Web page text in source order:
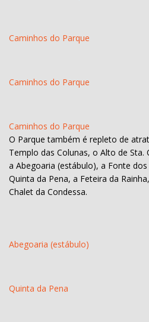
Caminhos do Parque
Caminhos do Parque
Caminhos do Parque
O Parque também é repleto de
Templo das Colunas, o Alto de
a Abegoaria (estábulo), a Fonte
Quinta da Pena, a Feteira da
Chalet da Condessa.
Abegoaria (estábulo)
Quinta da Pena